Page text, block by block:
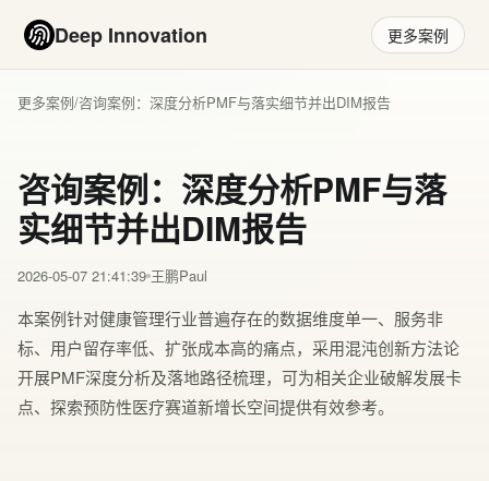
Deep Innovation 更多案例
更多案例/咨询案例：深度分析PMF与落实细节并出DIM报告
咨询案例：深度分析PMF与落
实细节并出DIM报告
2026-05-07 21:41:39 王鹏Paul
本案例针对健康管理行业普遍存在的数据维度单一、服务非
标、用户留存率低、扩张成本高的痛点，采用混沌创新方法论
开展PMF深度分析及落地路径梳理，可为相关企业破解发展卡
点、探索预防性医疗赛道新增长空间提供有效参考。